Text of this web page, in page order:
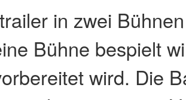
in zwei
Bühne bespielt
wird. Die